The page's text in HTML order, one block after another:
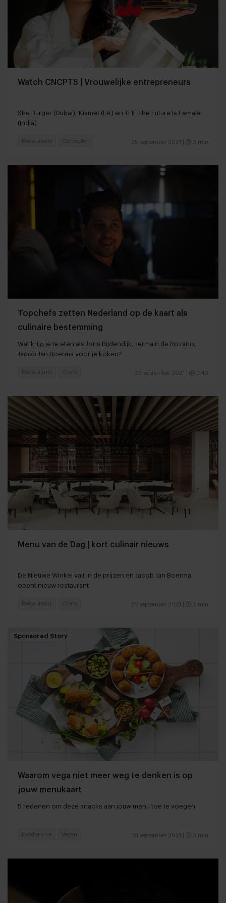
Watch CNCPTS | Vrouwelijke entrepreneurs
She Burger (Dubai), Kismet (LA) en TFIF The Future Is Female
(India)
25 september 2021 3 min
Restaurants Concepten
Topchefs zetten Nederland op de kaart als
culinaire bestemming
Wat krijg je te eten als Joris Bijdendijk, Jermain de Rozario,
Jacob Jan Boerma voor je koken?
23 september 2021 2:49
Restaurants Chefs
Menu van de Dag | kort culinair nieuws
De Nieuwe Winkel valt in de prijzen en Jacob Jan Boerma
opent nieuw restaurant
22 september 2021 2 min
Restaurants Chefs
Sponsored Story
Waarom vega niet meer weg te denken is op
jouw menukaart
5 redenen om deze snacks aan jouw menu toe te voegen
21 september 2021 3 min
Foodservice Vegan